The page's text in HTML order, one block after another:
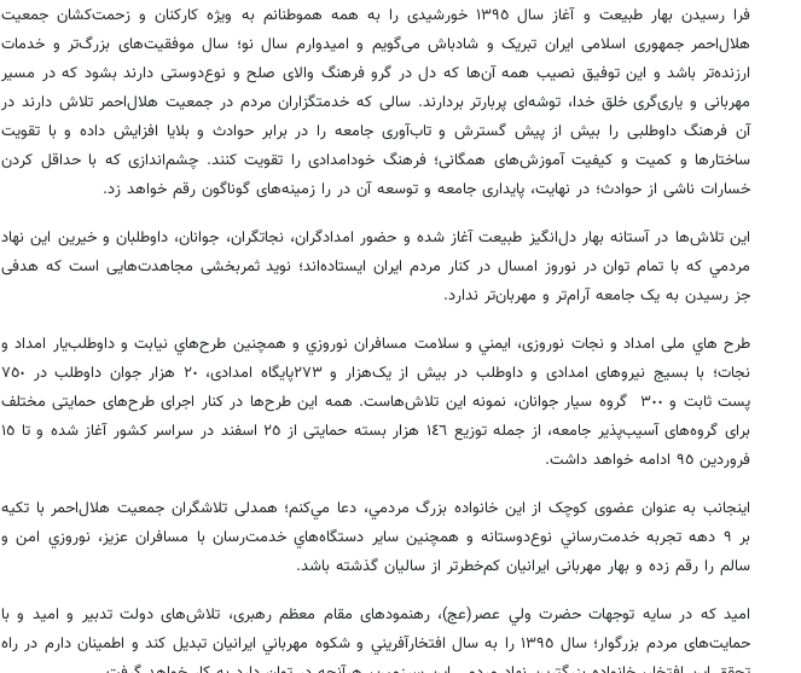
فرا رسيدن بهار طبیعت و آغاز سال ١٣٩٥ خورشیدی را به همه هموطنانم به ‌ویژه‌ كاركنان و زحمت‌کشان جمعیت
هلال‌احمر جمهوری اسلامی ایران تبریک و شادباش می‌گویم و امیدوارم سال نو؛ سال موفقیت‌های بزرگ‌تر و خدمات
ارزنده‌تر باشد و این توفیق نصیب همه آن‌ها که دل در گرو فرهنگ والای صلح و نو‌ع‌دوستی دارند بشود که در مسیر
مهربانی و یاری‌گری خلق خدا، توشه‌ای پربارتر بردارند. سالی که خدمتگزاران مردم در جمعیت هلال‌احمر تلاش دارند در
آن فرهنگ داوطلبی را بیش از پیش گسترش و تاب‌آوری جامعه را در برابر حوادث و بلایا افزایش داده و با تقویت
ساختارها و کمیت و کیفیت آموزش‌های همگانی؛ فرهنگ خودامدادی را تقویت کنند. چشم‌اندازی که با حداقل کردن
خسارات ناشی از حوادث؛ در نهایت، پایداری جامعه و توسعه آن در را زمینه‌های گوناگون رقم خواهد زد.
این تلاش‌ها در آستانه بهار دل‌انگیز طبیعت آغاز شده و حضور امدادگران، نجاتگران، جوانان، داوطلبان و خیرین اين نهاد
مردمي که با تمام توان در نوروز امسال در کنار مردم ایران‌ ایستاده‌اند؛ نوید ثمربخشی مجاهدت‌هایی است که هدفی
جز رسیدن به یک جامعه آرام‌تر و مهربان‌تر ندارد.
طرح هاي ملی امداد و نجات نوروزی، ايمني و سلامت مسافران نوروزي و همچنين طرح‌هاي نيابت و داوطلب‌يار امداد و
نجات؛ با بسیج نیروهای امدادی و داوطلب در بیش از یک‌هزار و ٢٧٣پایگاه امدادی، ٢٠ هزار جوان داوطلب در ٧٥٠
پست ثابت و ٣٠٠ گروه سیار جوانان، نمونه این تلاش‌هاست. همه این طرح‌ها در کنار اجرای طرح‌های حمایتی مختلف
برای گروه‌های آسیب‌پذیر جامعه، از جمله توزیع ١٤٦ هزار بسته حمایتی از ٢٥ اسفند در سراسر کشور آغاز شده و تا ١٥
فروردین ٩٥ ادامه خواهد داشت.
اینجانب به عنوان عضوی کوچک از این خانواده بزرگ مردمي، دعا مي‌كنم؛ همدلی تلاشگران جمعیت هلال‌احمر با تكيه
بر ٩ دهه تجربه خدمت‌رساني نوع‌‌دوستانه و همچنين ساير دستگاه‌هاي خدمت‌رسان با مسافران عزيز، نوروزي امن و
سالم را رقم زده و بهار مهربانی ایرانیان کم‌خطرتر از سالیان گذشته باشد.
امید که در سایه توجهات حضرت ولي عصر(عج)، رهنمود‌های مقام معظم رهبری، تلاش‌های دولت تدبیر و امید و با
حمایت‌های مردم بزرگوار؛ سال ١٣٩٥ را به سال افتخارآفريني و شكوه مهرباني ايرانيان تبدیل کند و اطمینان دارم در راه